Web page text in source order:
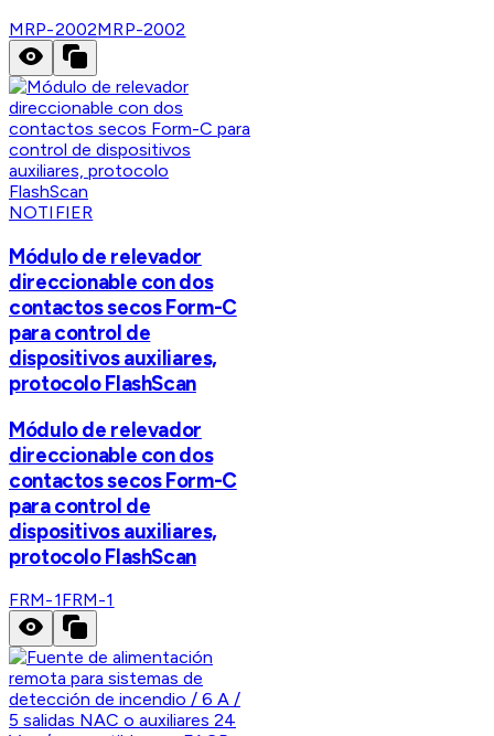
MRP-2002MRP-2002
NOTIFIER
Módulo de relevador
direccionable con dos
contactos secos Form-C
para control de
dispositivos auxiliares,
protocolo FlashScan
Módulo de relevador
direccionable con dos
contactos secos Form-C
para control de
dispositivos auxiliares,
protocolo FlashScan
FRM-1FRM-1